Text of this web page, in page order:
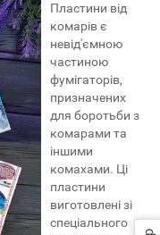
Пластини від
комарів є
невід'ємною
частиною
фумігаторів,
призначених
для боротьби з
комарами та
іншими
комахами. Ці
пластини
виготовлені зі
спеціального